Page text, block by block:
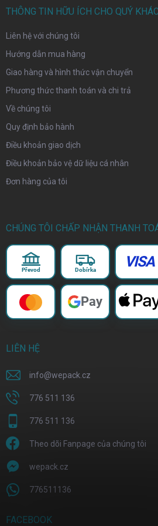
THÔNG TIN HỮU ÍCH CHO QUÝ
Liên hệ với chúng tôi
Hướng dẫn mua hàng
Giao hàng và hình thức vận chuyển
Phương thức thanh toán và chi trả
Về chúng tôi
Quy định bảo hành
Điều khoản giao dịch
Điều khoản bảo vệ dữ liệu cá nhân
Đơn hàng của tôi
CHÚNG TÔI CHẤP NHẬN THANH
Převod Dobírka VISA
Pay
LIÊN HỆ
info@wepack.cz
776 511 136
776 511 136
Theo dõi Fanpage của chúng tôi
wepack.cz
776511136
FACEBOOK